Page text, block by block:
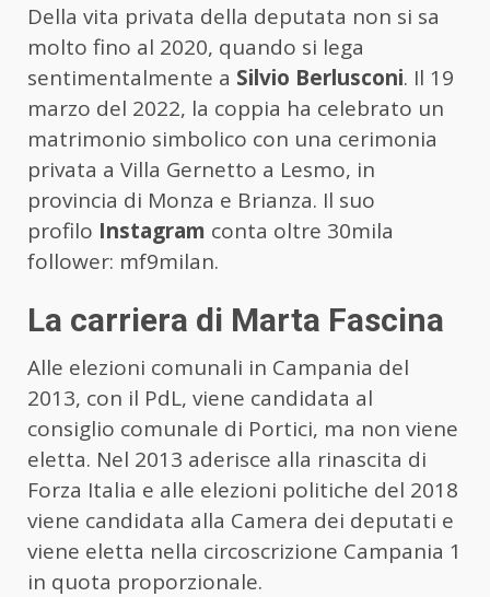
Della vita privata della deputata non si sa
molto fino al 2020, quando si lega
sentimentalmente a Silvio Berlusconi. Il 19
marzo del 2022, la coppia ha celebrato un
matrimonio simbolico con una cerimonia
privata a Villa Gernetto a Lesmo, in
provincia di Monza e Brianza. Il suo
profilo Instagram conta oltre 30mila
follower: mf9milan.
La carriera di Marta Fascina
Alle elezioni comunali in Campania del
2013, con il PdL, viene candidata al
consiglio comunale di Portici, ma non viene
eletta. Nel 2013 aderisce alla rinascita di
Forza Italia e alle elezioni politiche del 2018
viene candidata alla Camera dei deputati e
viene eletta nella circoscrizione Campania 1
in quota proporzionale.